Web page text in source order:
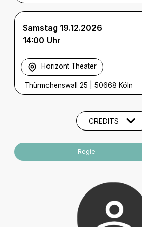
Samstag 19.12.2026
14:00 Uhr
Horizont Theater
Thürmchenswall 25 50668 Köln
CREDITS
Regie